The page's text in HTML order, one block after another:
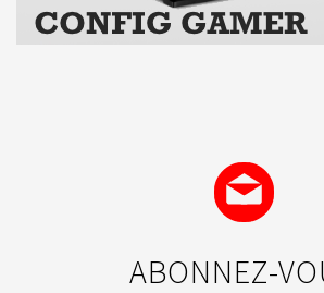
ABONNEZ-